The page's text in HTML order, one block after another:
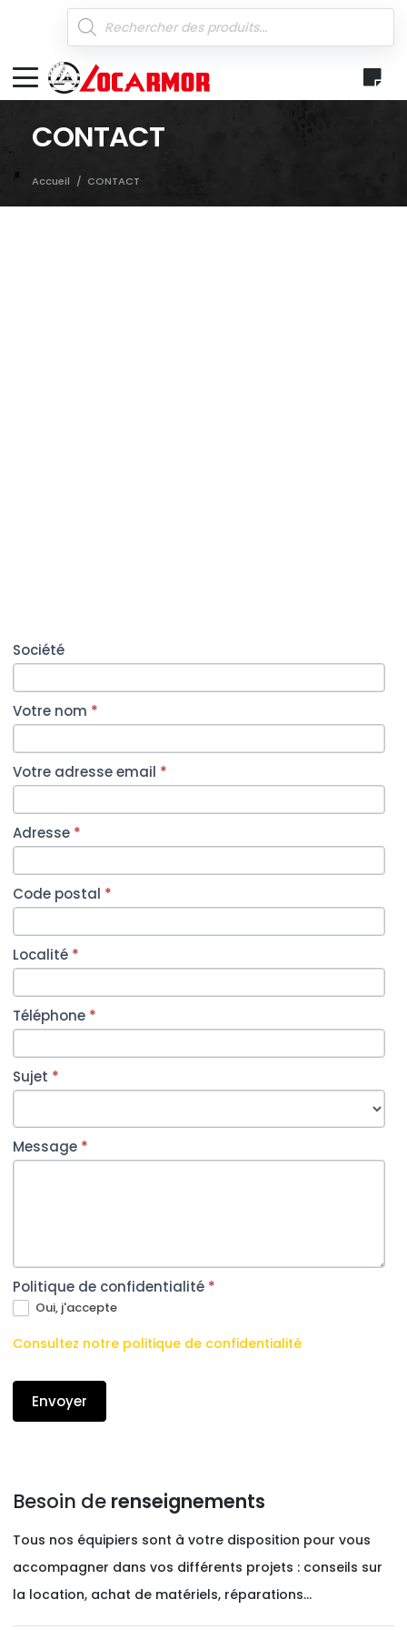
Recherche
de
produits
CONTACT
Accueil / CONTACT
Contactez
nous
Société
Votre nom *
Votre adresse email *
Adresse *
Code postal *
Localité *
Téléphone *
Sujet *
Message *
Politique de confidentialité *
Oui, j'accepte
Consultez notre politique de confidentialité
Envoyer
Besoin de renseignements
Tous nos équipiers sont à votre disposition pour vous
accompagner dans vos différents projets : conseils sur
la location, achat de matériels, réparations…